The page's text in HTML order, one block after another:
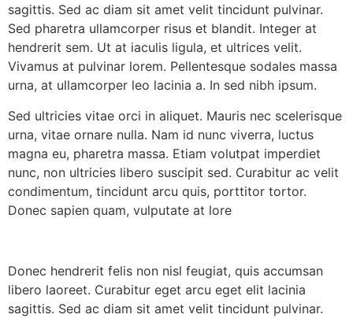
sagittis. Sed ac diam sit amet velit tincidunt pulvinar.
Sed pharetra ullamcorper risus et blandit. Integer at
hendrerit sem. Ut at iaculis ligula, et ultrices velit.
Vivamus at pulvinar lorem. Pellentesque sodales massa
urna, at ullamcorper leo lacinia a. In sed nibh ipsum.
Sed ultricies vitae orci in aliquet. Mauris nec scelerisque
urna, vitae ornare nulla. Nam id nunc viverra, luctus
magna eu, pharetra massa. Etiam volutpat imperdiet
nunc, non ultricies libero suscipit sed. Curabitur ac velit
condimentum, tincidunt arcu quis, porttitor tortor.
Donec sapien quam, vulputate at lore
Donec hendrerit felis non nisl feugiat, quis accumsan
libero laoreet. Curabitur eget arcu eget elit lacinia
sagittis. Sed ac diam sit amet velit tincidunt pulvinar.